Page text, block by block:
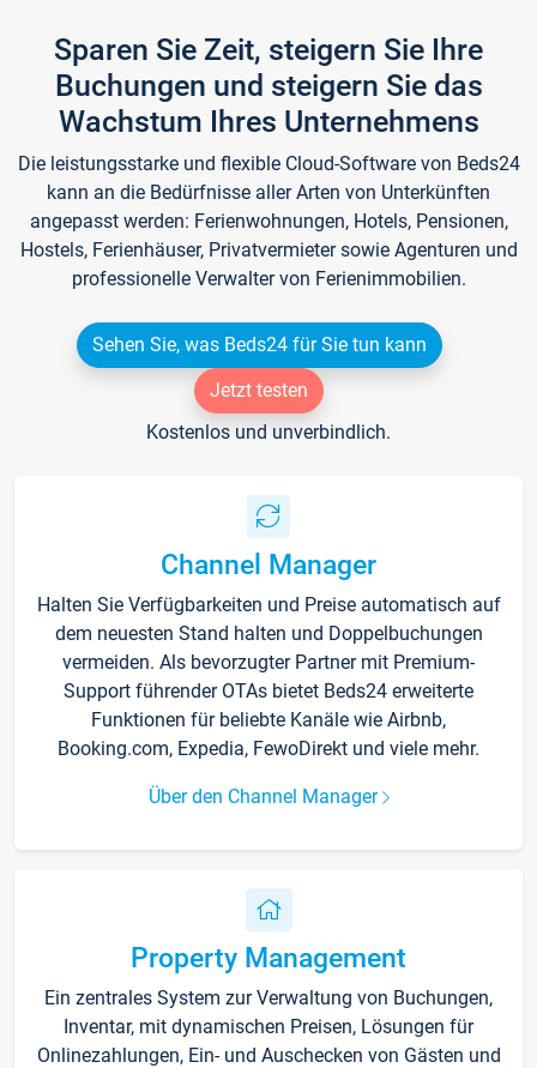
Sparen Sie Zeit, steigern Sie Ihre
Buchungen und steigern Sie das
Wachstum Ihres Unternehmens
Die leistungsstarke und flexible Cloud-Software von Beds24
kann an die Bedürfnisse aller Arten von Unterkünften
angepasst werden: Ferienwohnungen, Hotels, Pensionen,
Hostels, Ferienhäuser, Privatvermieter sowie Agenturen und
professionelle Verwalter von Ferienimmobilien.
Sehen Sie, was Beds24 für Sie tun kann
Jetzt testen
Kostenlos und unverbindlich.
Channel Manager
Halten Sie Verfügbarkeiten und Preise automatisch auf
dem neuesten Stand halten und Doppelbuchungen
vermeiden. Als bevorzugter Partner mit Premium-
Support führender OTAs bietet Beds24 erweiterte
Funktionen für beliebte Kanäle wie Airbnb,
Booking.com, Expedia, FewoDirekt und viele mehr.
Über den Channel Manager
Property Management
Ein zentrales System zur Verwaltung von Buchungen,
Inventar, mit dynamischen Preisen, Lösungen für
Onlinezahlungen, Ein- und Auschecken von Gästen und